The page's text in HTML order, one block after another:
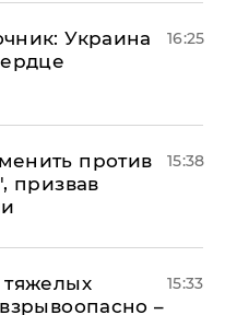
Украина
16:25
против
призвав
15:38
–
15:33